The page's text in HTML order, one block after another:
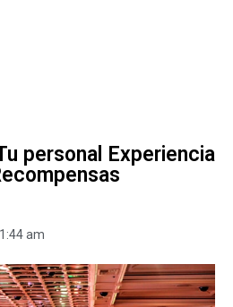
personal Experiencia
am